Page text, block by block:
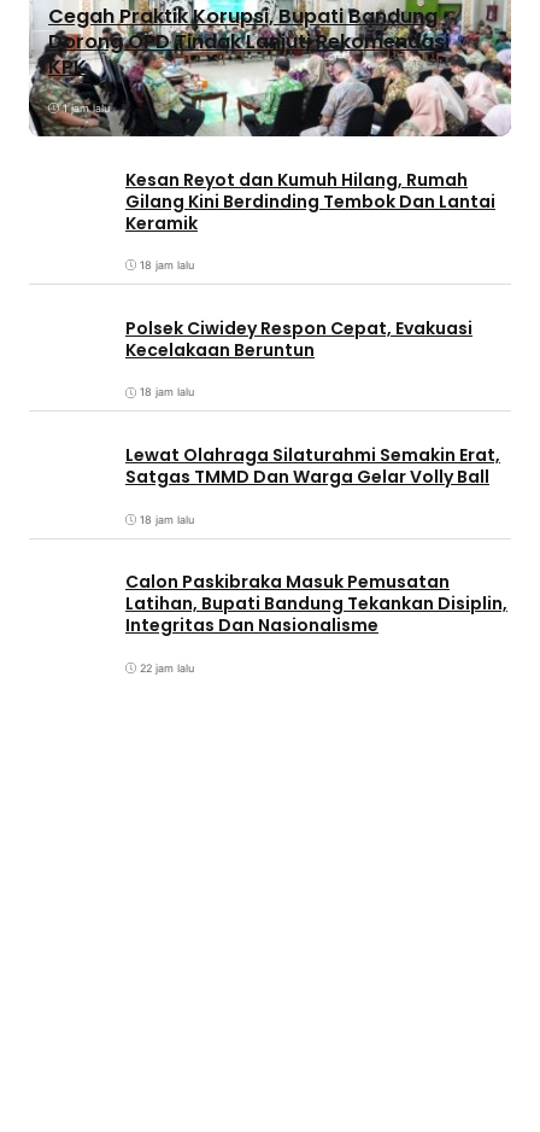
Cegah Praktik Korupsi, Bupati Bandung
Dorong OPD Tindak Lanjuti Rekomendasi
KPK
1 jam lalu
Kesan Reyot dan Kumuh Hilang, Rumah
Gilang Kini Berdinding Tembok Dan Lantai
Keramik
18 jam lalu
Polsek Ciwidey Respon Cepat, Evakuasi
Kecelakaan Beruntun
18 jam lalu
Lewat Olahraga Silaturahmi Semakin Erat,
Satgas TMMD Dan Warga Gelar Volly Ball
18 jam lalu
Calon Paskibraka Masuk Pemusatan
Latihan, Bupati Bandung Tekankan Disiplin,
Integritas Dan Nasionalisme
22 jam lalu